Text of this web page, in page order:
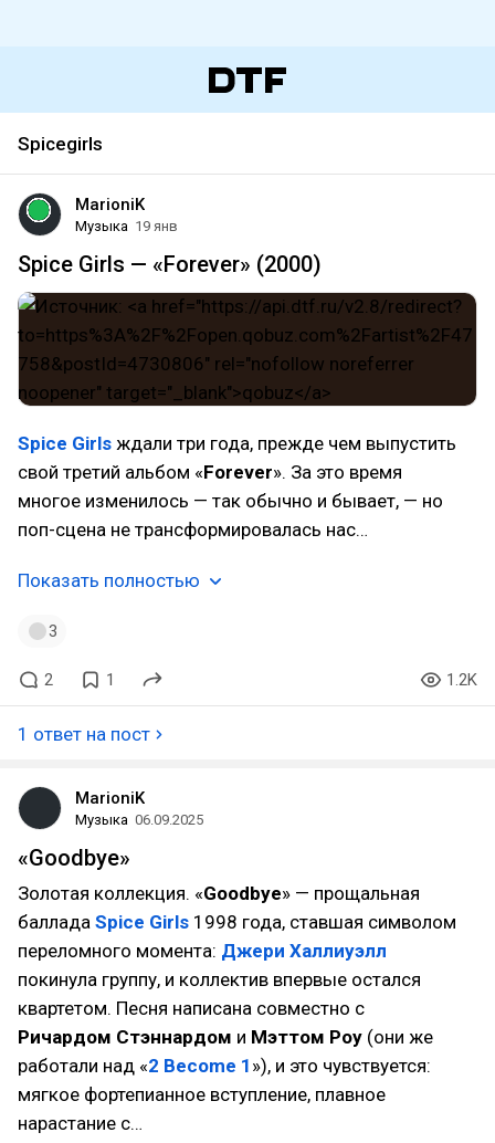
Spicegirls
MarioniK
Музыка 19 янв
Spice Girls — «Forever» (2000)
Spice Girls ждали три года, прежде чем выпустить
свой третий альбом «Forever». За это время
многое изменилось — так обычно и бывает, — но
поп-сцена не трансформировалась нас…
Показать полностью
3
2 1 1.2K
1 ответ на пост
MarioniK
Музыка 06.09.2025
«Goodbye»
Золотая коллекция. «Goodbye» — прощальная
баллада Spice Girls 1998 года, ставшая символом
переломного момента: Джери Халлиуэлл
покинула группу, и коллектив впервые остался
квартетом. Песня написана совместно с
Ричардом Стэннардом и Мэттом Роу (они же
работали над «2 Become 1 »), и это чувствуется:
мягкое фортепианное вступление, плавное
нарастание с…